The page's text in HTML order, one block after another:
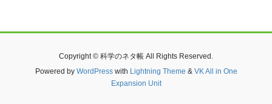
Copyright © 科学のネタ帳 All Rights Reserved.
Powered by WordPresswith Lightning Theme & VK All in One
Expansion Unit